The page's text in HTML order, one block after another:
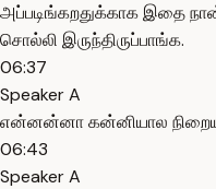
அப்படிங்கறதுக்காக இதை
சொல்லி இருந்திருப்பாங்க.
06:37
Speaker A
என்னன்னா கன்னியால
06:43
Speaker A